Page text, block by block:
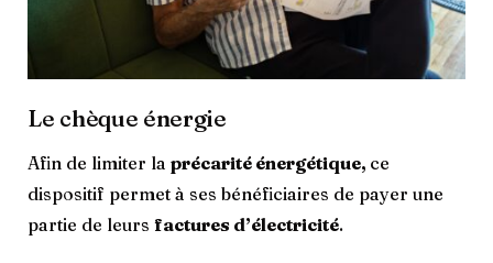
Le chèque énergie
Afin de limiter la précarité énergétique, ce
dispositif permet à ses bénéficiaires de payer une
partie de leurs factures d’électricité.